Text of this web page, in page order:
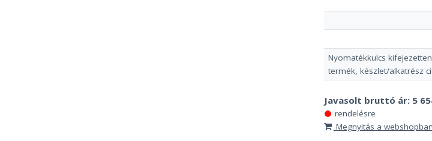
Nyomatékkulcs
termék, készlet/alkatrész
Javasolt bruttó ár: 5
rendelésre
Megnyitás a webshopban